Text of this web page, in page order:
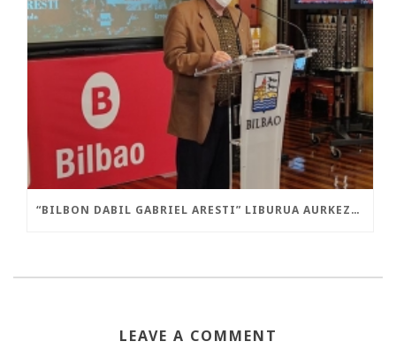
“BILBON DABIL GABRIEL ARESTI” LIBURUA AURKEZTU DA GAUR
LEAVE A COMMENT